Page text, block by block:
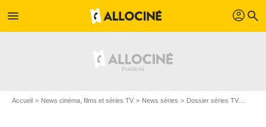
menu profil search
Accueil News cinéma, films et séries TV News séries Dossier séries TV